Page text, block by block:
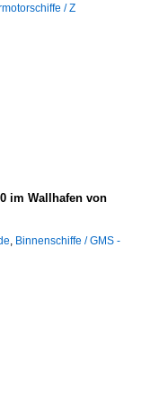
/ Z
im Wallhafen von
, Binnenschiffe / GMS -